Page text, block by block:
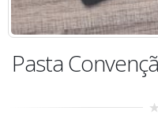
Pasta